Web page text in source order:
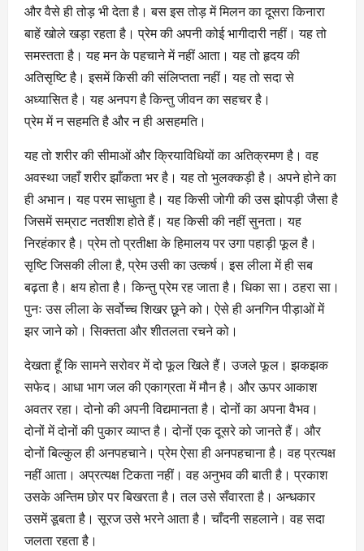
और वैसे ही तोड़ भी देता है। बस इस तोड़ में मिलन का दूसरा किनारा
बाहें खोले खड़ा रहता है। प्रेम की अपनी कोई भागीदारी नहीं। यह तो
समस्तता है। यह मन के पहचाने में नहीं आता। यह तो हृदय की
अतिसृष्टि है। इसमें किसी की संलिप्तता नहीं। यह तो सदा से
अध्यासित है। यह अनपग है किन्तु जीवन का सहचर है।
प्रेम में न सहमति है और न ही असहमति।
यह तो शरीर की सीमाओं और क्रियाविधियों का अतिक्रमण है। वह
अवस्था जहाँ शरीर झाँकता भर है। यह तो भुलक्कड़ी है। अपने होने का
ही अभान। यह परम साधुता है। यह किसी जोगी की उस झोपड़ी जैसा है
जिसमें सम्राट नतशीश होते हैं। यह किसी की नहीं सुनता। यह
निरहंकार है। प्रेम तो प्रतीक्षा के हिमालय पर उगा पहाड़ी फूल है।
सृष्टि जिसकी लीला है, प्रेम उसी का उत्कर्ष। इस लीला में ही सब
बढ़ता है। क्षय होता है। किन्तु प्रेम रह जाता है। धिका सा। ठहरा सा।
पुनः उस लीला के सर्वोच्च शिखर छूने को। ऐसे ही अनगिन पीड़ाओं में
झर जाने को। सिक्तता और शीतलता रचने को।
देखता हूँ कि सामने सरोवर में दो फूल खिले हैं। उजले फूल। झकझक
सफेद। आधा भाग जल की एकाग्रता में मौन है। और ऊपर आकाश
अवतर रहा। दोनो की अपनी विद्यमानता है। दोनों का अपना वैभव।
दोनों में दोनों की पुकार व्याप्त है। दोनों एक दूसरे को जानते हैं। और
दोनों बिल्कुल ही अनपहचाने। प्रेम ऐसा ही अनपहचाना है। वह प्रत्यक्ष
नहीं आता। अप्रत्यक्ष टिकता नहीं। वह अनुभव की बाती है। प्रकाश
उसके अन्तिम छोर पर बिखरता है। तल उसे सँवारता है। अन्धकार
उसमें डूबता है। सूरज उसे भरने आता है। चाँदनी सहलाने। वह सदा
जलता रहता है।